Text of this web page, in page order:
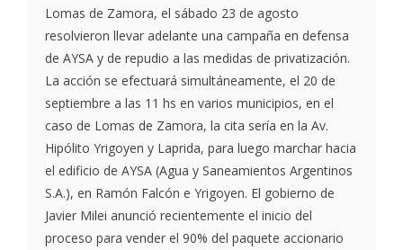
Lomas de Zamora, el sábado 23 de agosto
resolvieron llevar adelante una campaña en defensa
de AYSA y de repudio a las medidas de privatización.
La acción se efectuará simultáneamente, el 20 de
septiembre a las 11 hs en varios municipios, en el
caso de Lomas de Zamora, la cita sería en la Av.
Hipólito Yrigoyen y Laprida, para luego marchar hacia
el edificio de AYSA (Agua y Saneamientos Argentinos
S.A.), en Ramón Falcón e Yrigoyen. El gobierno de
Javier Milei anunció recientemente el inicio del
proceso para vender el 90% del paquete accionario